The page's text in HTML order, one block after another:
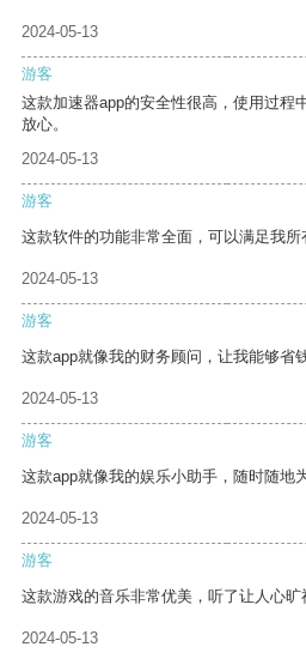
2024-05-13
游客
这款加速器app的安全性很高，使用过程
放心。
2024-05-13
游客
这款软件的功能非常全面，可以满足我所
2024-05-13
游客
这款app就像我的财务顾问，让我能够省
2024-05-13
游客
这款app就像我的娱乐小助手，随时随地
2024-05-13
游客
这款游戏的音乐非常优美，听了让人心旷
2024-05-13